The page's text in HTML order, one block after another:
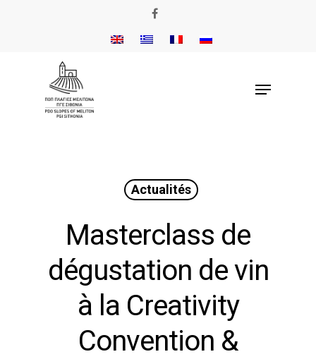
Actualités
Masterclass de
dégustation de vin
à la Creativity
Convention &